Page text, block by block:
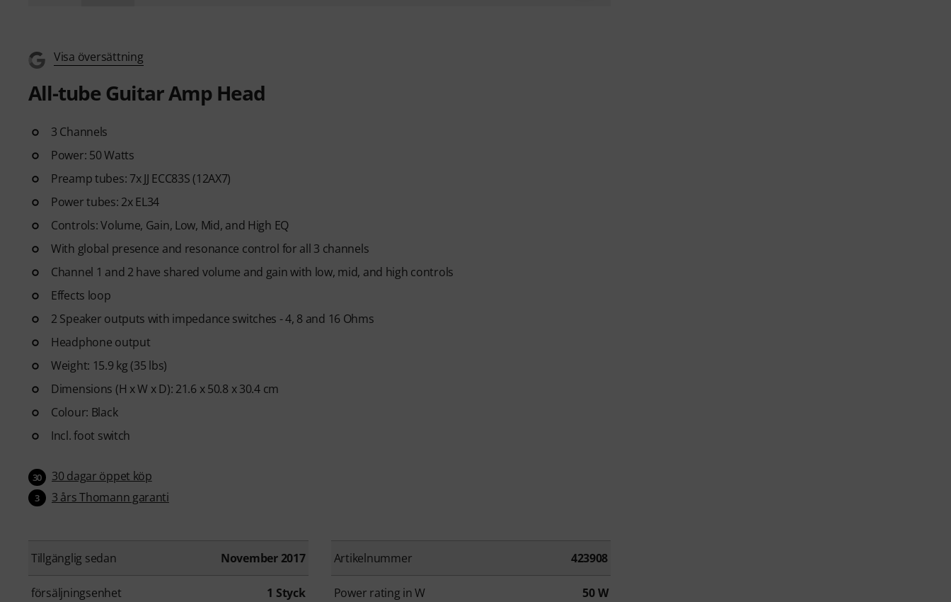
Visa översättning
All-tube Guitar Amp Head
3 Channels
Power: 50 Watts
Preamp tubes: 7x JJ ECC83S (12AX7)
Power tubes: 2x EL34
Controls: Volume, Gain, Low, Mid, and High EQ
With global presence and resonance control for all 3 channels
Channel 1 and 2 have shared volume and gain with low, mid, and high controls
Effects loop
2 Speaker outputs with impedance switches - 4, 8 and 16 Ohms
Headphone output
Weight: 15.9 kg (35 lbs)
Dimensions (H x W x D): 21.6 x 50.8 x 30.4 cm
Colour: Black
Incl. foot switch
30 30 dagar öppet köp
3 3 års Thomann garanti
Tillgänglig sedan November 2017 Artikelnummer 423908
försäljningsenhet 1 Styck Power rating in W 50 W